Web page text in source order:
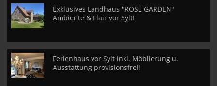
Exklusives Landhaus "ROSE GARDEN"
Ambiente & Flair vor Sylt!
Ferienhaus vor Sylt inkl. Möblierung u.
Ausstattung provisionsfrei!